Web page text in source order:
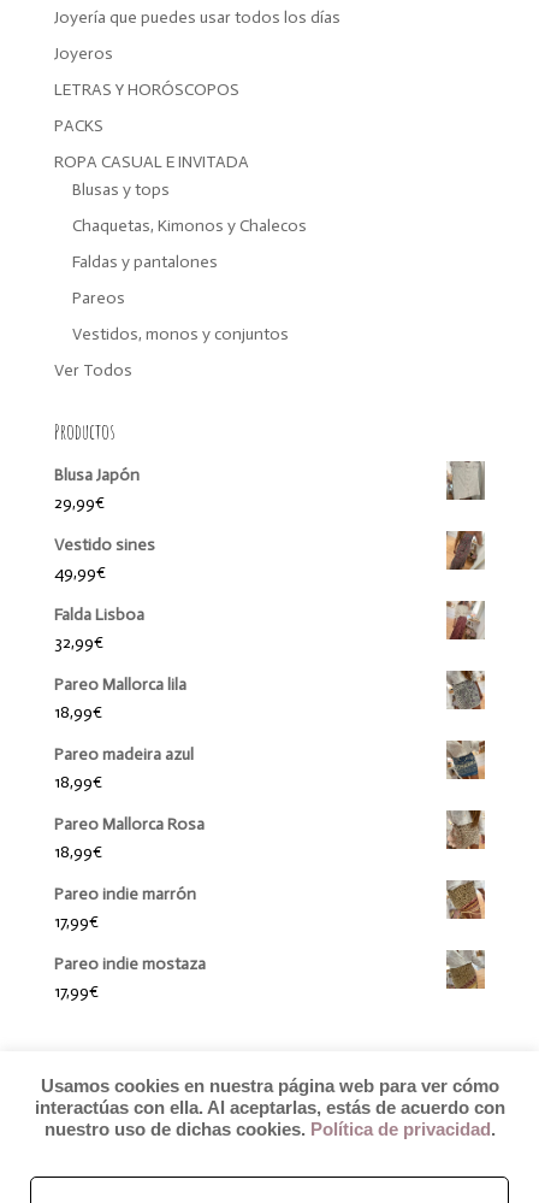
Joyería que puedes usar todos los días
Joyeros
LETRAS Y HORÓSCOPOS
PACKS
ROPA CASUAL E INVITADA
Blusas y tops
Chaquetas, Kimonos y Chalecos
Faldas y pantalones
Pareos
Vestidos, monos y conjuntos
Ver Todos
Productos
Blusa Japón
29,99€
Vestido sines
49,99€
Falda Lisboa
32,99€
Pareo Mallorca lila
18,99€
Pareo madeira azul
18,99€
Pareo Mallorca Rosa
18,99€
Pareo indie marrón
17,99€
Pareo indie mostaza
17,99€
Usamos cookies en nuestra página web para ver cómo
interactúas con ella. Al aceptarlas, estás de acuerdo con
nuestro uso de dichas cookies. Política de privacidad .